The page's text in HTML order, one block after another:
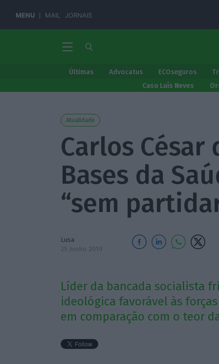
MENU MAIL JORNAIS
Últimas Advocatus ECOseguros
Caso Luís Neves
Atualidade
Carlos César
Bases da
“sem
Lusa
25 Junho 2019
Líder da bancada socialista
ideológica favorável às
em comparação com o teor